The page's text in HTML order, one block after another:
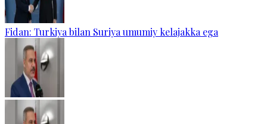
Fidan: Turkiya bilan Suriya umumiy kelajakka ega